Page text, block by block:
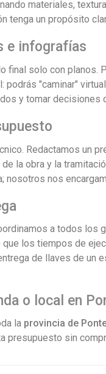
materiales,
tenga un propósito
e infografías
final solo con planos.
"caminar"
y tomar
Redactamos un
la obra y la
nosotros nos
a todos
los tiempos de
de llaves de
o local en
la provincia de
presupuesto sin